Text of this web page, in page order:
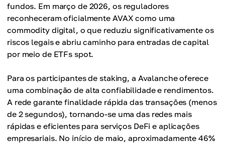
fundos. Em março de 2026, os reguladores
reconheceram oficialmente AVAX como uma
commodity digital, o que reduziu significativamente os
riscos legais e abriu caminho para entradas de capital
por meio de ETFs spot.
Para os participantes de staking, a Avalanche oferece
uma combinação de alta confiabilidade e rendimentos.
A rede garante finalidade rápida das transações (menos
de 2 segundos), tornando-se uma das redes mais
rápidas e eficientes para serviços DeFi e aplicações
empresariais. No início de maio, aproximadamente 46%